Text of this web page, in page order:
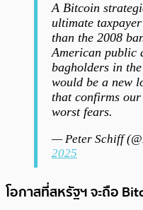
A Bitcoin
ultimate
than the 2008
American public
bagholders in
would be a new
that confirms
worst fears.
— Peter Schiff
2025
โอกาสที่สหรัฐฯ จะถือ